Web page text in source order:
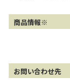
商品情報※
お問い合わせ先